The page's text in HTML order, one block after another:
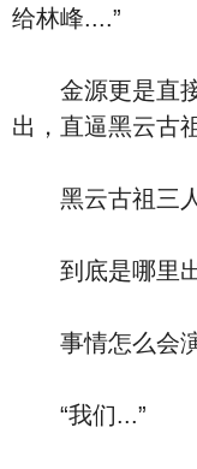
给林峰....”
金源更是直接
出，直逼黑云古
黑云古祖三人
到底是哪里出
事情怎么会演
“我们...”